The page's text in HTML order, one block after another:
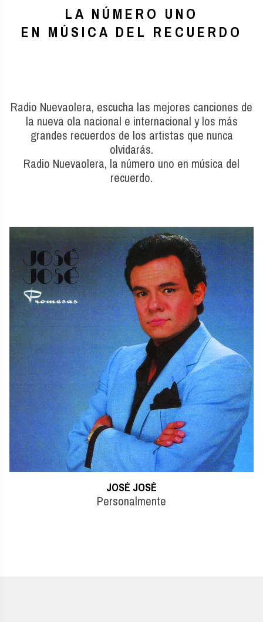
LA NÚMERO UNO
EN MÚSICA DEL RECUERDO
Radio Nuevaolera, escucha las mejores canciones de
la nueva ola nacional e internacional y los más
grandes recuerdos de los artistas que nunca
olvidarás.
Radio Nuevaolera, la número uno en música del
recuerdo.
ROBERTO CARLOS
Línea Azul